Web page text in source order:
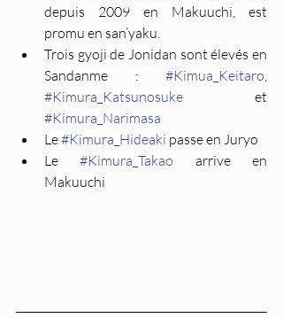
depuis 2009 en Makuuchi, est
promu en san’yaku.
Trois gyoji de Jonidan sont élevés en
Sandanme : #Kimua_Keitaro
#Kimura_Katsunosuke
#Kimura_Narimasa
Le #Kimura_Hideaki passe en Juryo
Le #Kimura_Takao arrive en
Makuuchi